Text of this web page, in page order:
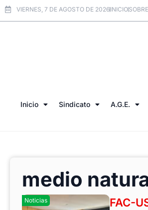
VIERNES, 7 DE AGOSTO DE 2026INICIO
Inicio Sindicato A.G.E.
medio
Noticias
FAC-